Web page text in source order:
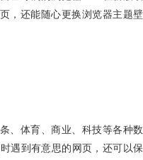
，还能随心更换浏览器主题壁
、体育、商业、科技等各种数
遇到有意思的网页，还可以保